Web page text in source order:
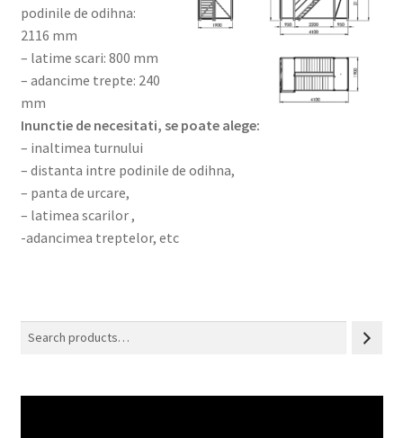
podinile de odihna:
2116 mm
– latime scari: 800 mm
– adancime trepte: 240
mm
Inunctie de necesitati, se poate alege:
– inaltimea turnului
– distanta intre podinile de odihna,
– panta de urcare,
– latimea scarilor ,
-adancimea treptelor, etc
Search